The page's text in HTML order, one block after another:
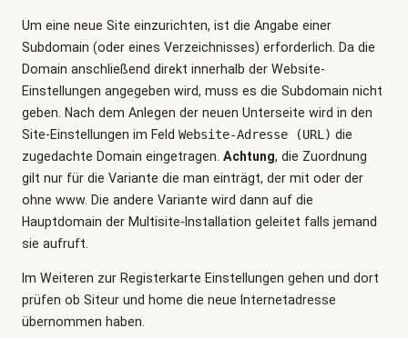
Um eine neue Site einzurichten, ist die Angabe einer
Subdomain (oder eines Verzeichnisses) erforderlich. Da die
Domain anschließend direkt innerhalb der Website-
Einstellungen angegeben wird, muss es die Subdomain nicht
geben. Nach dem Anlegen der neuen Unterseite wird in den
Site-Einstellungen im Feld Website-Adresse (URL) die
zugedachte Domain eingetragen. Achtung, die Zuordnung
gilt nur für die Variante die man einträgt, der mit oder der
ohne www. Die andere Variante wird dann auf die
Hauptdomain der Multisite-Installation geleitet falls jemand
sie aufruft.
Im Weiteren zur Registerkarte Einstellungen gehen und dort
prüfen ob Siteur und home die neue Internetadresse
übernommen haben.